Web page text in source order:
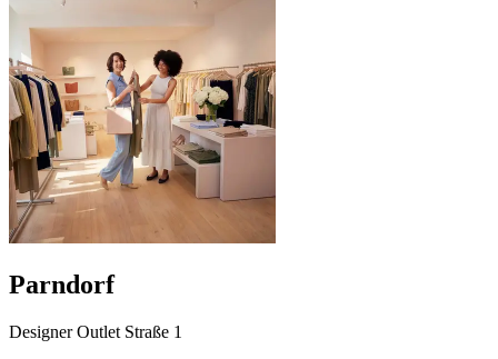
Parndorf
Designer Outlet Straße 1